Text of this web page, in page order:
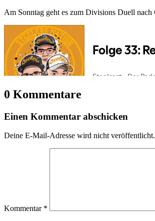
Am Sonntag geht es zum Divisions Duell
0 Kommentare
Einen Kommentar abschicken
Deine E-Mail-Adresse wird nicht veröffentlicht.
Kommentar *